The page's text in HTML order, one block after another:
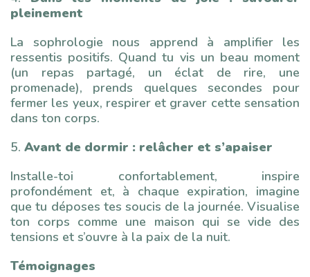
pleinement
La sophrologie nous apprend à amplifier les
ressentis positifs. Quand tu vis un beau moment
(un repas partagé, un éclat de rire, une
promenade), prends quelques secondes pour
fermer les yeux, respirer et graver cette sensation
dans ton corps.
5. Avant de dormir : relâcher et s’apaiser
Installe-toi confortablement, inspire
profondément et, à chaque expiration, imagine
que tu déposes tes soucis de la journée. Visualise
ton corps comme une maison qui se vide des
tensions et s’ouvre à la paix de la nuit.
Témoignages